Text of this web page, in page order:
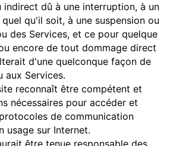
dû à une interruption, à un
qu'il soit, à une suspension ou
des Services, et ce pour quelque
encore de tout dommage direct
d'une quelconque façon de
aux Services.
reconnaît être compétent et
nécessaires pour accéder et
de communication
usage sur Internet.
être tenue responsable des